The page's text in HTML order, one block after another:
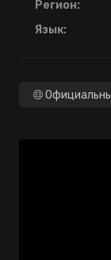
Регион:
Язык: